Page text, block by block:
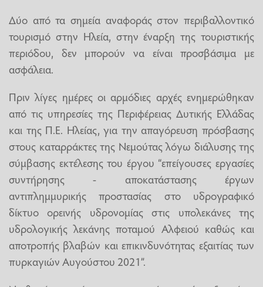
Δύο από τα σημεία αναφοράς στον περιβαλλοντικό
τουρισμό στην Ηλεία, στην έναρξη της τουριστικής
περιόδου, δεν μπορούν να είναι προσβάσιμα με
ασφάλεια.
Πριν λίγες ημέρες οι αρμόδιες αρχές ενημερώθηκαν
από τις υπηρεσίες της Περιφέρειας Δυτικής Ελλάδας
και της Π.Ε. Ηλείας, για την απαγόρευση πρόσβασης
στους καταρράκτες της Νεμούτας λόγω διάλυσης της
σύμβασης εκτέλεσης του έργου “επείγουσες εργασίες
συντήρησης - αποκατάστασης έργων
αντιπλημμυρικής προστασίας στο υδρογραφικό
δίκτυο ορεινής υδρονομίας στις υπολεκάνες της
υδρολογικής λεκάνης ποταμού Αλφειού καθώς και
αποτροπής βλαβών και επικινδυνότητας εξαιτίας των
πυρκαγιών Αυγούστου 2021”.